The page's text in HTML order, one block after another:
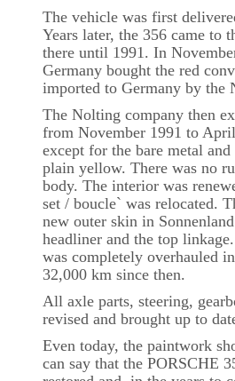
The vehicle was first
Years later, the 356 came to
there until 1991. In
Germany bought the red
imported to Germany by the
The Nolting company then
from November 1991 to
except for the bare metal
plain yellow. There was no
body. The interior was
set / boucle` was relocated.
new outer skin in
headliner and the top
was completely overhauled
32,000 km since then.
All axle parts, steering,
revised and brought up to
Even today, the paintwork
can say that the PORSCHE